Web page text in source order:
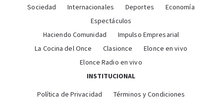
Sociedad
Internacionales Deportes
Economía
Espectáculos
Haciendo Comunidad
Impulso Empresarial
La Cocina del Once
Clasionce
Elonce en vivo
Elonce Radio en vivo
INSTITUCIONAL
Política de Privacidad Términos y Condiciones